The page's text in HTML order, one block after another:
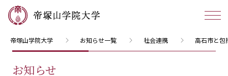
帝塚山学院大学 お知らせ一覧 社会連携 高石市と包
お知らせ